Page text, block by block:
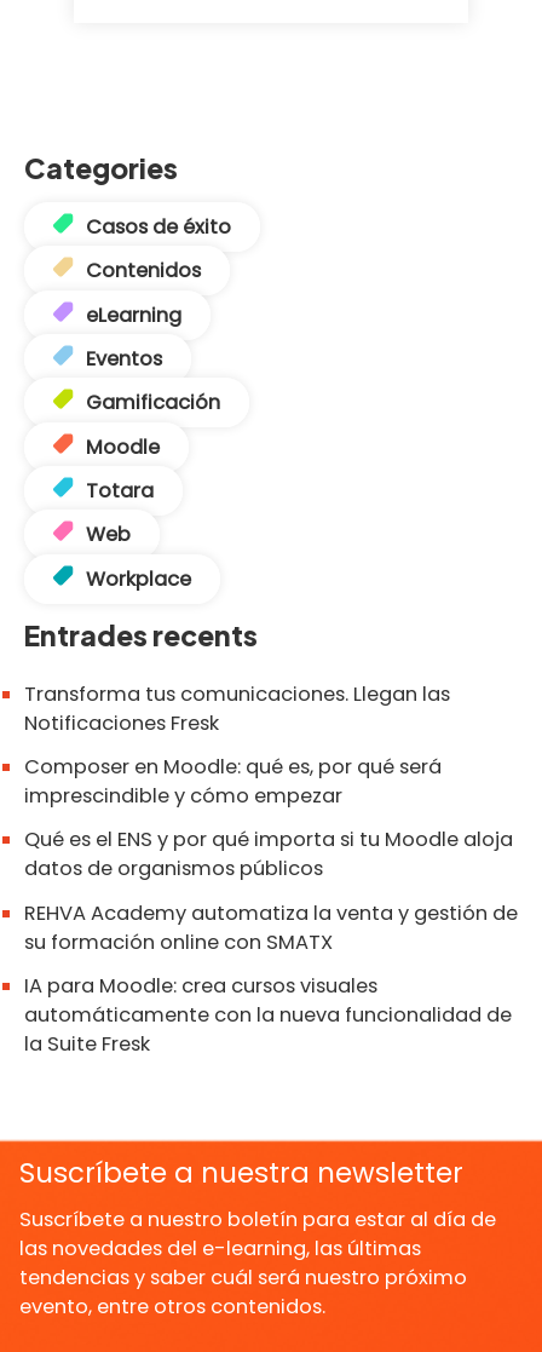
Categories
Casos de éxito
Contenidos
eLearning
Eventos
Gamificación
Moodle
Totara
Web
Workplace
Entrades recents
Transforma tus comunicaciones. Llegan las
Notificaciones Fresk
Composer en Moodle: qué es, por qué será
imprescindible y cómo empezar
Qué es el ENS y por qué importa si tu Moodle aloja
datos de organismos públicos
REHVA Academy automatiza la venta y gestión de
su formación online con SMATX
IA para Moodle: crea cursos visuales
automáticamente con la nueva funcionalidad de
la Suite Fresk
Suscríbete a nuestra newsletter
Suscríbete a nuestro boletín para estar al día de
las novedades del e-learning, las últimas
tendencias y saber cuál será nuestro próximo
evento, entre otros contenidos.